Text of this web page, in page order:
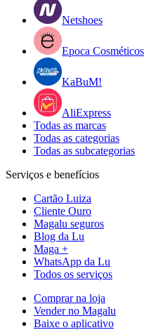
Netshoes
Epoca Cosméticos
KaBuM!
AliExpress
Todas as marcas
Todas as categorias
Todas as subcategorias
Serviços e benefícios
Cartão Luiza
Cliente Ouro
Magalu seguros
Blog da Lu
Maga +
WhatsApp da Lu
Todos os serviços
Comprar na loja
Vender no Magalu
Baixe o aplicativo